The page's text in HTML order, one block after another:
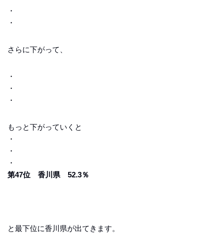
・
・
さらに下がって、
・
・
・
もっと下がっていくと
・
・
・
第47位 香川県 52.3％
と最下位に香川県が出てきます。